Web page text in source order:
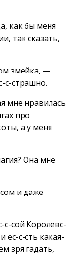
как бы меня
так сказать,
змейка, —
с-страшно.
мне нравилась
про
а у меня
Она мне
и даже
сой Королевс-
ес-с-сть какая-
зря гадать,